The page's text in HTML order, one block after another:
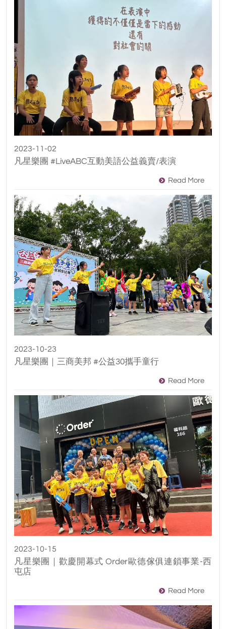
2023-11-02
凡星樂團 #LiveABC互動美語公益義賣/表演
Read More
2023-10-23
凡星樂團｜三商美邦 #公益30攜手童行
Read More
2023-10-15
凡星樂團｜歡慶開幕式 Order歐德傢俱連鎖事業-西
屯店
Read More